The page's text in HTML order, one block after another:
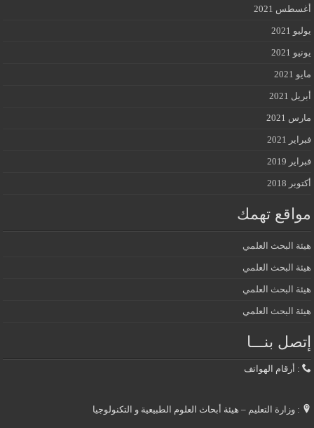
أغسطس 2021
يوليو 2021
يونيو 2021
مايو 2021
أبريل 2021
مارس 2021
فبراير 2021
فبراير 2019
أكتوبر 2018
مواقع تهمك
هيئة البحث العلمي
هيئة البحث العلمي
هيئة البحث العلمي
هيئة البحث العلمي
إتصل بنـــا
: أرقام الهواتف
: وزارة التعليم – هيئة أبحاث العلوم الطبيعية و التكنولوجيا